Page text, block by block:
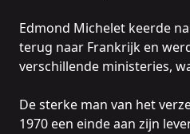
Edmond Michelet keerde
terug naar Frankrijk en
verschillende ministeries,
De sterke man van het
1970 een einde aan zijn